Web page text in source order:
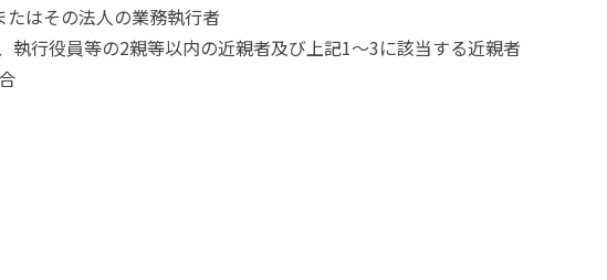
はその法人の業務執行者
執行役員等の2親等以内の近親者及び上記1～3に該当する近親者